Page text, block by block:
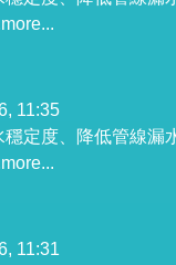
more...
11:35
穩定度、降低管線漏
more...
11:31